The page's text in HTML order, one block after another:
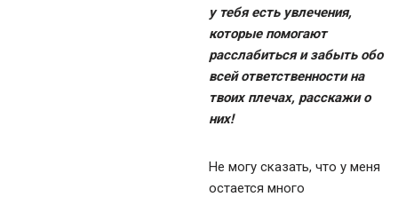
у тебя есть увлечения,
которые помогают
расслабиться и забыть обо
всей ответственности на
твоих плечах, расскажи о
них!
Не могу сказать, что у меня
остается много